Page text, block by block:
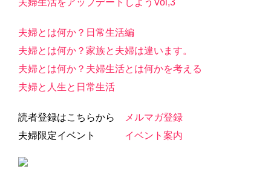
夫婦生活をアップデートしようVol,3
夫婦とは何か？日常生活編
夫婦とは何か？家族と夫婦は違います。
夫婦とは何か？夫婦生活とは何かを考える
夫婦と人生と日常生活
読者登録はこちらから
メルマガ登録
夫婦限定イベント イベント案内